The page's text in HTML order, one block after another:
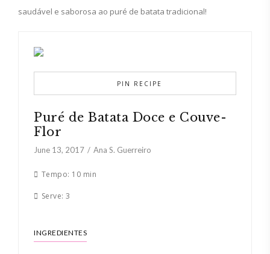
saudável e saborosa ao puré de batata tradicional!
PIN RECIPE
Puré de Batata Doce e Couve-
Flor
June 13, 2017 Ana S. Guerreiro
Tempo: 10 min
Serve: 3
INGREDIENTES